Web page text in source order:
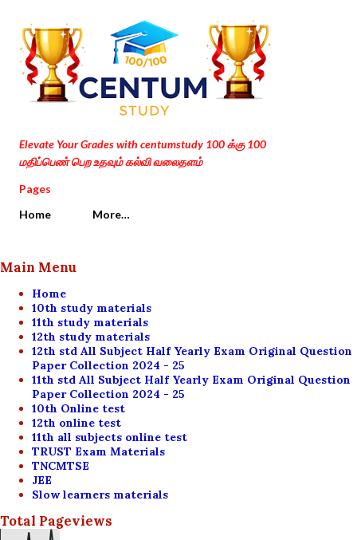
Skip to main content
Elevate Your Grades with centumstudy 100 க்கு 100
மதிப்பெண் பெற உதவும் கல்வி வலைதளம்
Pages
Home
More…
Main Menu
Home
10th study materials
11th study materials
12th study materials
12th std All Subject Half Yearly Exam Original Question
Paper Collection 2024 - 25
11th std All Subject Half Yearly Exam Original Question
Paper Collection 2024 - 25
10th Online test
12th online test
11th all subjects online test
TRUST Exam Materials
TNCMTSE
JEE
Slow learners materials
Total Pageviews